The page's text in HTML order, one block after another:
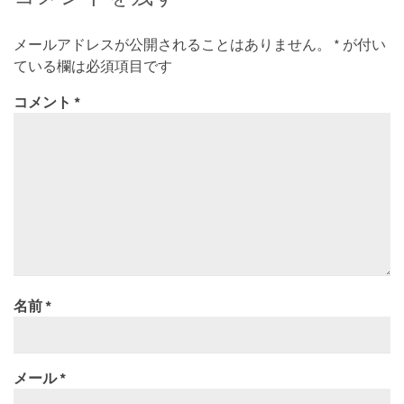
メールアドレスが公開されることはありません。 * が付い
ている欄は必須項目です
コメント *
名前*
メール*